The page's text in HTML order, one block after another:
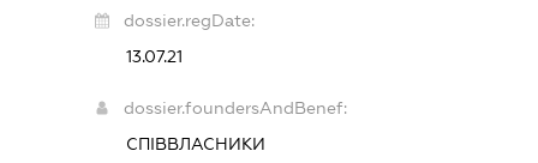
dossier.regDate:
13.07.21
dossier.foundersAndBenef:
СПІВВЛАСНИКИ